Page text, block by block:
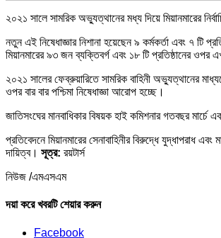
২০২১ সালে সামরিক অভ্যুত্থানের মধ্য দিয়ে মিয়ানমারের
নতুন এই নিষেধাজ্ঞার নিশানা হয়েছেন ৯ কর্মকর্তা এবং ৭ টি
মিয়ানমারের ৯৩ জন ব্যক্তিবর্গ এবং ১৮ টি প্রতিষ্ঠানের ওপর
২০২১ সালের ফেব্রুয়ারিতে সামরিক বাহিনী অভ্যুত্থানের
ওপর বার বার পশ্চিমা নিষেধাজ্ঞা আরোপ হচ্ছে।
জাতিসংঘের মানবাধিকার বিষয়ক হাই কমিশনার গতবছর
প্রতিবেদনে মিয়ানমারের সেনাবাহিনীর বিরুদ্ধে যুদ্ধাপরাধ
দায়িত্ব। সূত্র: রয়টার্স
নিউজ /এমএসএম
দয়া করে খবরটি শেয়ার করুন
Facebook